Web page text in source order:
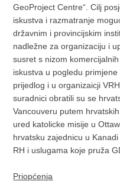
GeoProject Centre“. Cilj
iskustva i razmatranje
državnim i provincijskim
nadležne za organizaciju i
susret s nizom
iskustva u pogledu
prijedlog i u organizaicji
suradnici obratili su se
Vancouveru putem
ured katolicke misije u
hrvatsku zajednicu u
RH i uslugama koje pruža
Priopćenja